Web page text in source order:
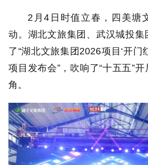
2月4日时值立春，四美塘
动。湖北文旅集团、武汉城投集
了“湖北文旅集团2026项目‘开门
项目发布会”，吹响了“十五五”
角。